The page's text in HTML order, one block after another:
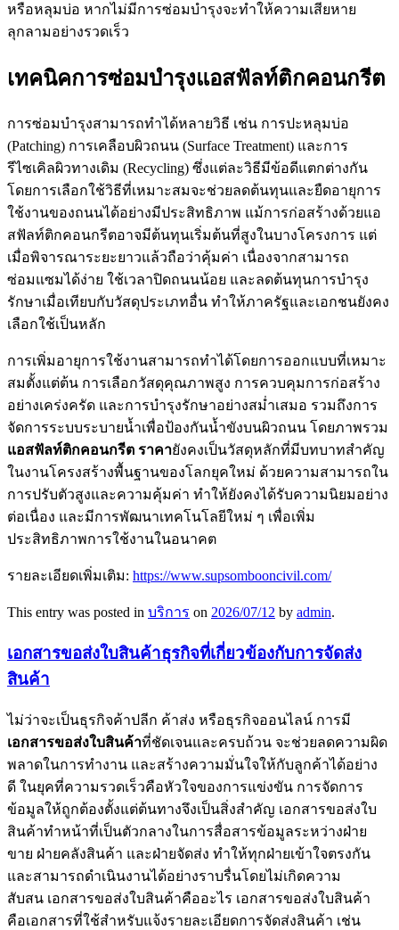
หรือหลุมบ่อ หากไม่มีการซ่อมบำรุงจะทำให้ความเสียหาย
ลุกลามอย่างรวดเร็ว
เทคนิคการซ่อมบำรุงแอสฟัลท์ติกคอนกรีต
การซ่อมบำรุงสามารถทำได้หลายวิธี เช่น การปะหลุมบ่อ
(Patching) การเคลือบผิวถนน (Surface Treatment) และการ
รีไซเคิลผิวทางเดิม (Recycling) ซึ่งแต่ละวิธีมีข้อดีแตกต่างกัน
โดยการเลือกใช้วิธีที่เหมาะสมจะช่วยลดต้นทุนและยืดอายุการ
ใช้งานของถนนได้อย่างมีประสิทธิภาพ แม้การก่อสร้างด้วยแอ
สฟัลท์ติกคอนกรีตอาจมีต้นทุนเริ่มต้นที่สูงในบางโครงการ แต่
เมื่อพิจารณาระยะยาวแล้วถือว่าคุ้มค่า เนื่องจากสามารถ
ซ่อมแซมได้ง่าย ใช้เวลาปิดถนนน้อย และลดต้นทุนการบำรุง
รักษาเมื่อเทียบกับวัสดุประเภทอื่น ทำให้ภาครัฐและเอกชนยังคง
เลือกใช้เป็นหลัก
การเพิ่มอายุการใช้งานสามารถทำได้โดยการออกแบบที่เหมาะ
สมตั้งแต่ต้น การเลือกวัสดุคุณภาพสูง การควบคุมการก่อสร้าง
อย่างเคร่งครัด และการบำรุงรักษาอย่างสม่ำเสมอ รวมถึงการ
จัดการระบบระบายน้ำเพื่อป้องกันน้ำขังบนผิวถนน โดยภาพรวม
แอสฟัลท์ติกคอนกรีต ราคายังคงเป็นวัสดุหลักที่มีบทบาทสำคัญ
ในงานโครงสร้างพื้นฐานของโลกยุคใหม่ ด้วยความสามารถใน
การปรับตัวสูงและความคุ้มค่า ทำให้ยังคงได้รับความนิยมอย่าง
ต่อเนื่อง และมีการพัฒนาเทคโนโลยีใหม่ ๆ เพื่อเพิ่ม
ประสิทธิภาพการใช้งานในอนาคต
รายละเอียดเพิ่มเติม: https://www.supsombooncivil.com/
This entry was posted in บริการ on 2026/07/12 by admin.
เอกสารขอส่งใบสินค้าธุรกิจที่เกี่ยวข้องกับการจัดส่ง
สินค้า
ไม่ว่าจะเป็นธุรกิจค้าปลีก ค้าส่ง หรือธุรกิจออนไลน์ การมี
เอกสารขอส่งใบสินค้าที่ชัดเจนและครบถ้วน จะช่วยลดความผิด
พลาดในการทำงาน และสร้างความมั่นใจให้กับลูกค้าได้อย่าง
ดี ในยุคที่ความรวดเร็วคือหัวใจของการแข่งขัน การจัดการ
ข้อมูลให้ถูกต้องตั้งแต่ต้นทางจึงเป็นสิ่งสำคัญ เอกสารขอส่งใบ
สินค้าทำหน้าที่เป็นตัวกลางในการสื่อสารข้อมูลระหว่างฝ่าย
ขาย ฝ่ายคลังสินค้า และฝ่ายจัดส่ง ทำให้ทุกฝ่ายเข้าใจตรงกัน
และสามารถดำเนินงานได้อย่างราบรื่นโดยไม่เกิดความ
สับสน เอกสารขอส่งใบสินค้าคืออะไร เอกสารขอส่งใบสินค้า
คือเอกสารที่ใช้สำหรับแจ้งรายละเอียดการจัดส่งสินค้า เช่น